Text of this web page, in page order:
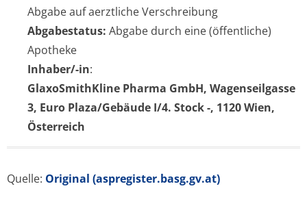
Abgabe auf aerztliche Verschreibung
Abgabestatus: Abgabe durch eine (öffentliche)
Apotheke
Inhaber/-in:
GlaxoSmithKline Pharma GmbH, Wagenseilgasse
3, Euro Plaza/Gebäude I/4. Stock -, 1120 Wien,
Österreich
Quelle: Original (aspregister.basg.gv.at)